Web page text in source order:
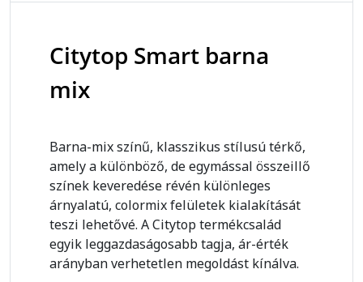
Citytop Smart barna
mix
Barna-mix színű, klasszikus stílusú térkő,
amely a különböző, de egymással összeillő
színek keveredése révén különleges
árnyalatú, colormix felületek kialakítását
teszi lehetővé. A Citytop termékcsalád
egyik leggazdaságosabb tagja, ár-érték
arányban verhetetlen megoldást kínálva.